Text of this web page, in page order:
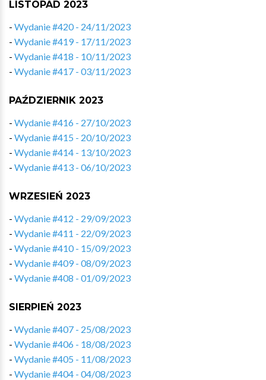
LISTOPAD 2023
- Wydanie #420 - 24/11/2023
- Wydanie #419 - 17/11/2023
- Wydanie #418 - 10/11/2023
- Wydanie #417 - 03/11/2023
PAŹDZIERNIK 2023
- Wydanie #416 - 27/10/2023
- Wydanie #415 - 20/10/2023
- Wydanie #414 - 13/10/2023
- Wydanie #413 - 06/10/2023
WRZESIEŃ 2023
- Wydanie #412 - 29/09/2023
- Wydanie #411 - 22/09/2023
- Wydanie #410 - 15/09/2023
- Wydanie #409 - 08/09/2023
- Wydanie #408 - 01/09/2023
SIERPIEŃ 2023
- Wydanie #407 - 25/08/2023
- Wydanie #406 - 18/08/2023
- Wydanie #405 - 11/08/2023
- Wydanie #404 - 04/08/2023